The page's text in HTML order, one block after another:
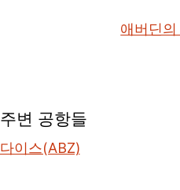
애버딘
주변 공항들
다이스(ABZ)